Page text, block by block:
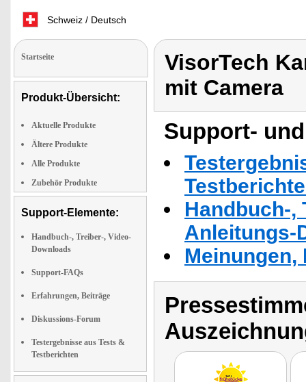
Schweiz / Deutsch
Startseite
Produkt-Übersicht:
Aktuelle Produkte
Ältere Produkte
Alle Produkte
Zubehör Produkte
Support-Elemente:
Handbuch-, Treiber-, Video-
Downloads
Support-FAQs
Erfahrungen, Beiträge
Diskussions-Forum
Testergebnisse aus Tests &
Testberichten
VisorTech
mit Camera
Support-
Handbuch-,
Anleitungs-